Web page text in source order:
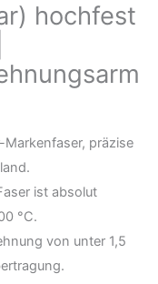
hochfest
Markenfaser, präzise
ist absolut
°C.
von unter 1,5